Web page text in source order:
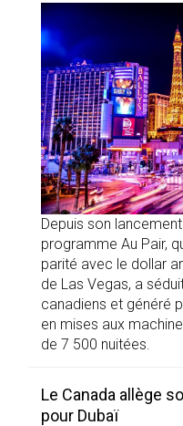
Depuis son
programme Au Pair,
parité avec le dollar
de Las Vegas, a
canadiens et généré
en mises aux
de 7 500 nuitées.
Le Canada allège
pour Dubaï